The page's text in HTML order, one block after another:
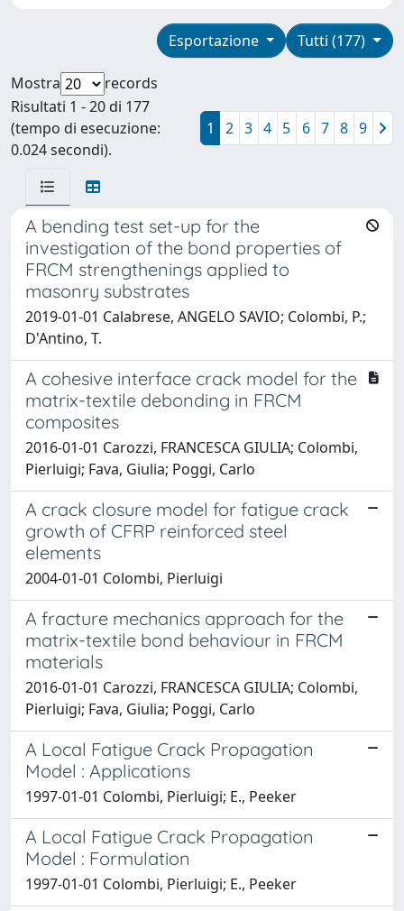
Tutti (177)
Esportazione
Mostra
records
Risultati 1 - 20 di 177
(tempo di esecuzione:
0.024 secondi).
1 2 3 4 5 6 7 8 9
A bending test set-up for the
investigation of the bond properties of
FRCM strengthenings applied to
masonry substrates
2019-01-01 Calabrese, ANGELO SAVIO; Colombi, P.;
D'Antino, T.
A cohesive interface crack model for the
matrix-textile debonding in FRCM
composites
2016-01-01 Carozzi, FRANCESCA GIULIA; Colombi,
Pierluigi; Fava, Giulia; Poggi, Carlo
A crack closure model for fatigue crack
growth of CFRP reinforced steel
elements
2004-01-01 Colombi, Pierluigi
A fracture mechanics approach for the
matrix-textile bond behaviour in FRCM
materials
2016-01-01 Carozzi, FRANCESCA GIULIA; Colombi,
Pierluigi; Fava, Giulia; Poggi, Carlo
A Local Fatigue Crack Propagation
Model : Applications
1997-01-01 Colombi, Pierluigi; E., Peeker
A Local Fatigue Crack Propagation
Model : Formulation
1997-01-01 Colombi, Pierluigi; E., Peeker